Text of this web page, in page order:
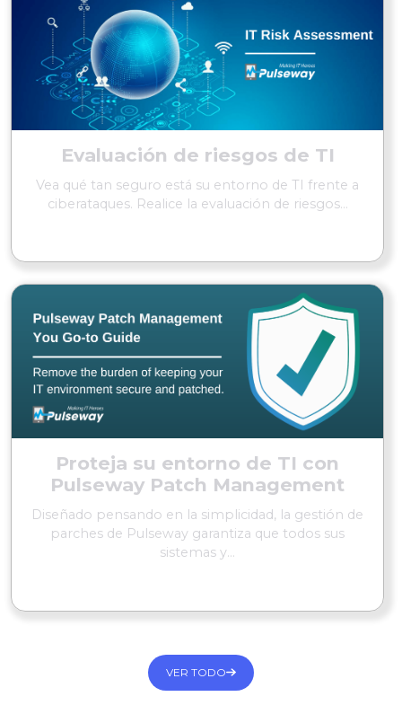
Evaluación de riesgos de TI
Vea qué tan seguro está su entorno de TI frente a
ciberataques. Realice la evaluación de riesgos...
Proteja su entorno de TI con
Pulseway Patch Management
Diseñado pensando en la simplicidad, la gestión de
parches de Pulseway garantiza que todos sus
sistemas y...
VER TODO